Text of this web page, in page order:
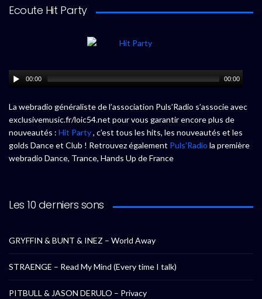
Ecoute Hit Party
00:00 00:00
La webradio généraliste de l’association Puls’Radio s’associe avec
exclusivemusic.fr/loic54.net pour vous garantir encore plus de
nouveautés : Hit Party, c’est tous les hits, les nouveautés et les
golds Dance et Club ! Retrouvez également Puls’Radio la première
webradio Dance, Trance, Hands Up de France
Les 10 derniers sons
GRYFFIN & BUNT & INEZ – World Away
STRAENGE – Read My Mind (Every time I talk)
PITBULL & JASON DERULO – Privacy